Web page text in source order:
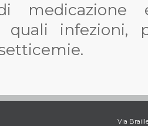
quali infezioni,
Via